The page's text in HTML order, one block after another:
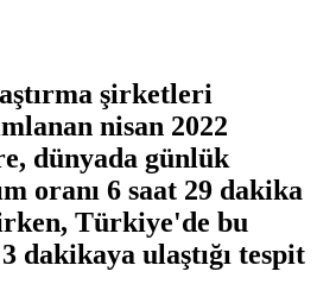
şirketleri
nisan 2022
dünyada günlük
oranı 6 saat 29 dakika
Türkiye'de bu
dakikaya ulaştığı tespit